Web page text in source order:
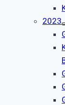
2023